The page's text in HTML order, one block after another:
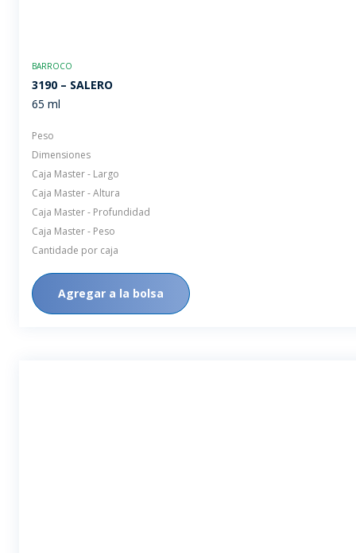
BARROCO
3190 – SALERO
65 ml
Peso
Dimensiones
Caja Master - Largo
Caja Master - Altura
Caja Master - Profundidad
Caja Master - Peso
Cantidade por caja
Agregar a la bolsa